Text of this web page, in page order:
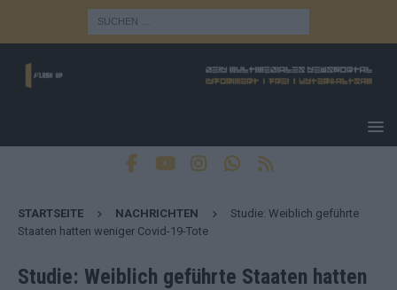
STARTSEITE NACHRICHTEN
Studie: Weiblich geführte
Staaten hatten weniger Covid-19-Tote
Studie: Weiblich geführte Staaten hatten